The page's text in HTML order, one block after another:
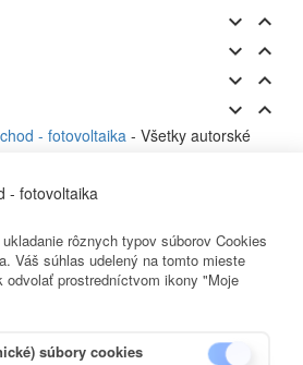
rôznych typov súborov Cookies
Váš súhlas udelený na tomto mieste
odvolať prostredníctvom ikony "Moje
súbory cookies
 
 
 
 
- fotovoltaika - Všetky autorské